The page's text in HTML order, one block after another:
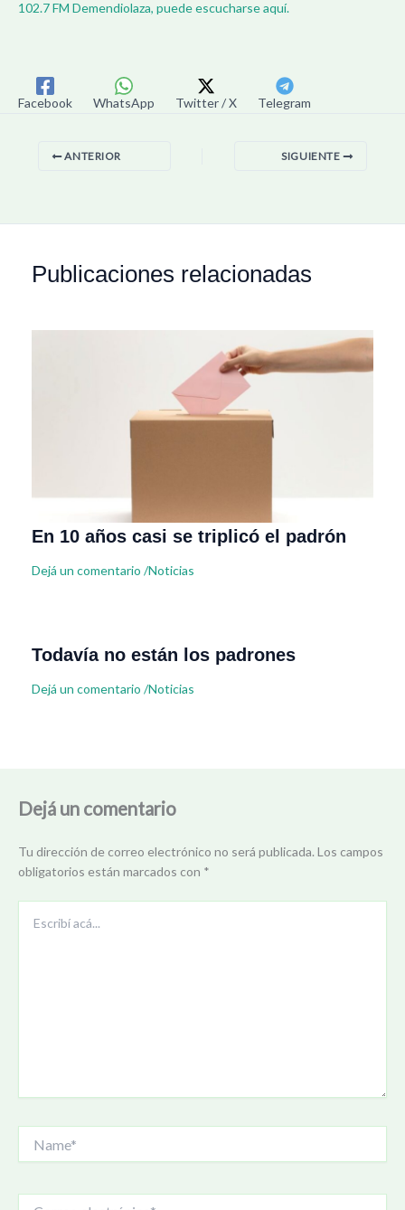
102.7 FM Demendiolaza, puede escucharse aquí.
Facebook WhatsApp Twitter / X Telegram
ANTERIOR SIGUIENTE
Publicaciones relacionadas
En 10 años casi se triplicó el padrón
Dejá un comentario /Noticias
Todavía no están los padrones
Dejá un comentario /Noticias
Dejá un comentario
Tu dirección de correo electrónico no será publicada. Los campos
obligatorios están marcados con *
acá...